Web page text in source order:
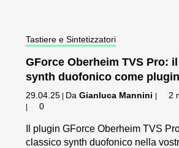
Tastiere e Sintetizzatori
GForce Oberheim TVS Pro:
synth duofonico come
29.04.25 DaGianluca Mannini 2
0
Il plugin GForce Oberheim TVS
classico synth duofonico nella